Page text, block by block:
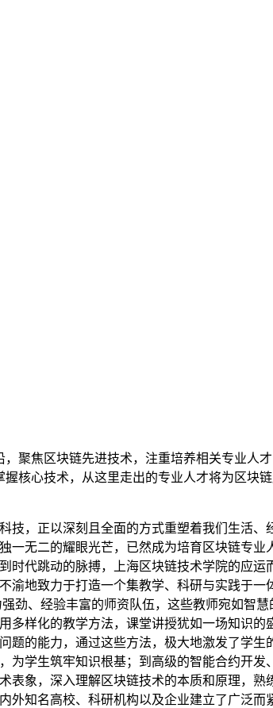
聚焦区块链先进技术，注重培养相关专业人
核心技术，从这里走出的专业人才将为区块
，正以深刻且全面的方式重塑着我们生活
无二的耀眼光芒，已然成为培育区块链专业
代跳动的脉搏，上海区块链技术学院的应运
地致力于打造一个集教学、科研与实践于
、经验丰富的师资队伍，这些教师宛如智慧
样化的教学方法，课堂讲授犹如一场知识
的能力，通过这些方法，极大地激发了学生
学生筑牢知识根基；到高级的智能合约开
象，深入理解区块链技术的本质和原理，熟
知名高校、科研机构以及企业建立了广泛